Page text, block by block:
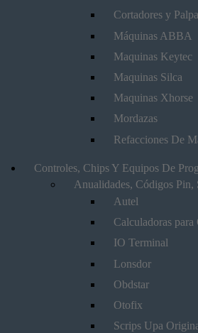
Cortadores y
Máquinas ABBA
Maquinas Keytec
Maquinas Silca
Maquinas Xhorse
Mordazas
Refacciones De
Controles, Chips Y Equipos De
Anualidades, Códigos Pin,
Autel
Calculadoras para
IO Terminal
Lonsdor
Obdstar
Otofix
Scrips Upa